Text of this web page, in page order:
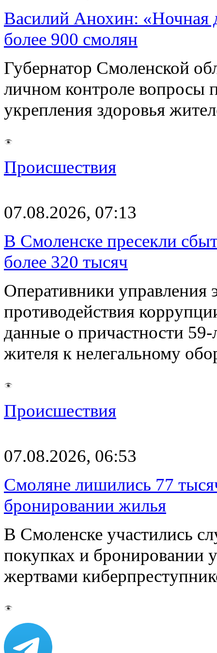
Василий Анохин: «Ночная
более 900 смолян
Губернатор Смоленской
личном контроле вопросы
укрепления здоровья
Происшествия
07.08.2026, 07:13
В Смоленске пресекли
более 320 тысяч
Оперативники управления
противодействия
данные о причастности 59-
жителя к нелегальному
Происшествия
07.08.2026, 06:53
Смоляне лишились 77
бронировании жилья
В Смоленске участились
покупках и бронировании
жертвами